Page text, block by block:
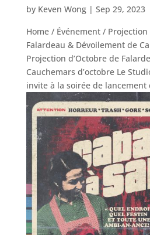
by Keven Wong| Sep 29, 2023
Home / Événement / Projection
Falardeau & Dévoilement de
Projection d’Octobre de
Cauchemars d’octobre Le
invite à la soirée de lancement